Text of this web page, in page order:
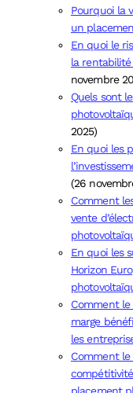
Pourquoi la
un
En quoi le
la
novembre
Quels sont
2025)
En quoi les
(26
Comment
vente
En quoi les
Horizon
Comment le
marge
les
Comment le